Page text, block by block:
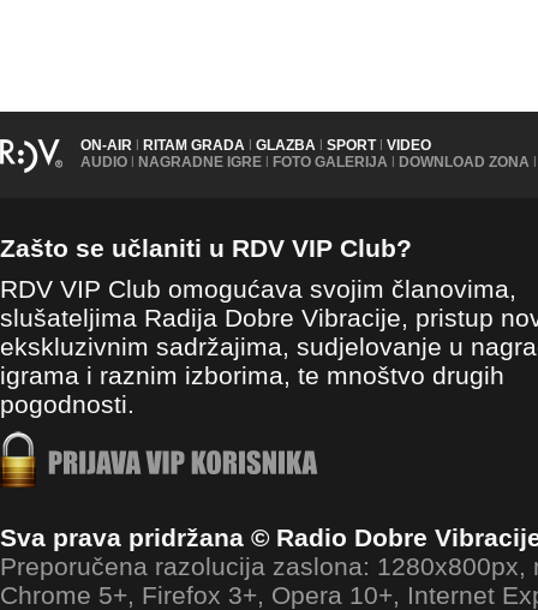
ON-AIR | RITAM GRADA | GLAZBA | SPORT | VIDEO
AUDIO | NAGRADNE IGRE | FOTO GALERIJA | DOWNLOAD ZONA |
Zašto se učlaniti u RDV VIP Club?
RDV VIP Club omogućava svojim članovima,
slušateljima Radija Dobre Vibracije, pristup
ekskluzivnim sadržajima, sudjelovanje u
igrama i raznim izborima, te mnoštvo drugih
pogodnosti.
Sva prava pridržana © Radio Dobre
Preporučena razolucija zaslona: 1280x800px,
Chrome 5+, Firefox 3+, Opera 10+, Internet